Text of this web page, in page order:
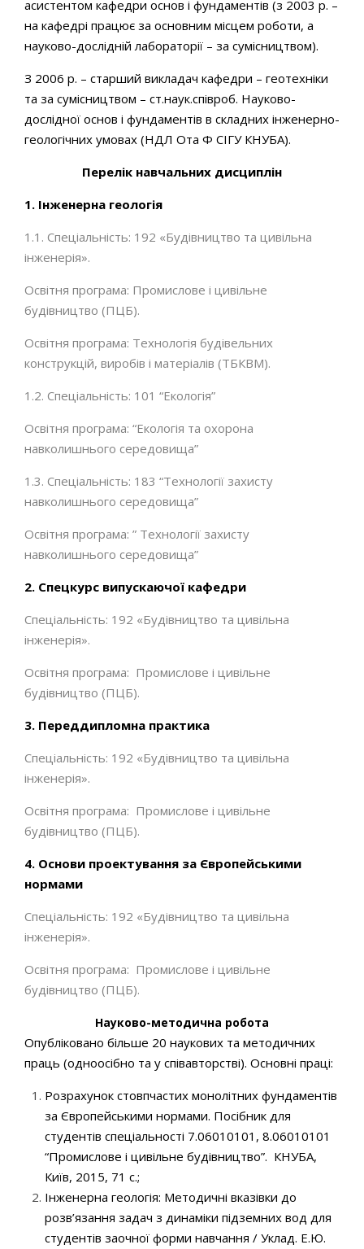
асистентом кафедри основ і фундаментів (з 2003 р. –
на кафедрі працює за основним місцем роботи, а
науково-дослідній лабораторії – за сумісництвом).
З 2006 р. – старший викладач кафедри – геотехніки
та за сумісництвом – ст.наук.співроб. Науково-
дослідної основ і фундаментів в складних інженерно-
геологічних умовах (НДЛ Ота Ф СІГУ КНУБА).
Перелік навчальних дисциплін
1. Інженерна геологія
1.1. Спеціальність: 192 «Будівництво та цивільна
інженерія».
Освітня програма: Промислове і цивільне
будівництво (ПЦБ).
Освітня програма: Технологія будівельних
конструкцій, виробів і матеріалів (ТБКВМ).
1.2. Спеціальність: 101 “Екологія”
Освітня програма: “Екологія та охорона
навколишнього середовища”
1.3. Спеціальність: 183 “Технології захисту
навколишнього середовища”
Освітня програма: ” Технології захисту
навколишнього середовища”
2. Спецкурс випускаючої кафедри
Спеціальність: 192 «Будівництво та цивільна
інженерія».
Освітня програма: Промислове і цивільне
будівництво (ПЦБ).
3. Переддипломна практика
Спеціальність: 192 «Будівництво та цивільна
інженерія».
Освітня програма: Промислове і цивільне
будівництво (ПЦБ).
4. Основи проектування за Європейськими
нормами
Спеціальність: 192 «Будівництво та цивільна
інженерія».
Освітня програма: Промислове і цивільне
будівництво (ПЦБ).
Науково-методична робота
Опубліковано більше 20 наукових та методичних
праць (одноосібно та у співавторстві). Основні праці:
Розрахунок стовпчастих монолітних фундаментів
за Європейськими нормами. Посібник для
студентів спеціальності 7.06010101, 8.06010101
“Промислове і цивільне будівництво”. КНУБА,
Київ, 2015, 71 с.;
Інженерна геологія: Методичні вказівки до
розв’язання задач з динаміки підземних вод для
студентів заочної форми навчання / Уклад. Е.Ю.